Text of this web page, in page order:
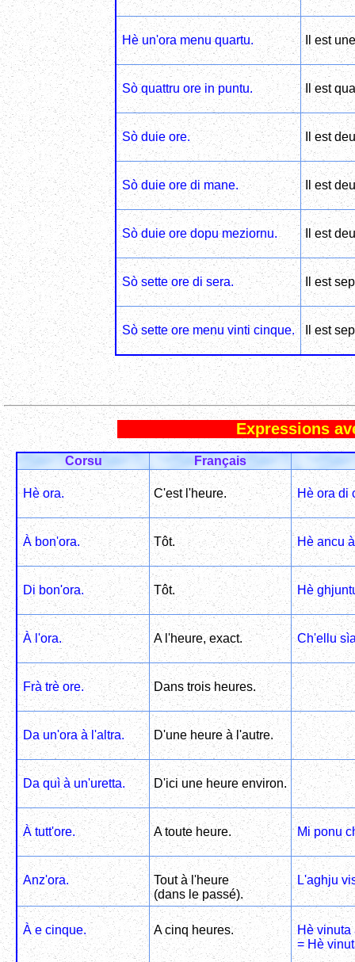
Hè un'ora menu quartu. Il est
Sò quattru ore in puntu. Il est
Sò duie ore. Il est
Sò duie ore di mane. Il est
Sò duie ore dopu meziornu. Il est
Sò sette ore di sera. Il est
Sò sette ore menu vinti cinque. Il est
Expressions
Corsu Français
Hè ora. C'est l'heure. Hè ora di
À bon'ora. Tôt. Hè ancu
Di bon'ora. Tôt. Hè
À l'ora. A l'heure, exact. Ch'ellu
Frà trè ore. Dans trois heures.
Da un'ora à l'altra. D'une heure à l'autre.
Da quì à un'uretta. D'ici une heure environ.
À tutt'ore. A toute heure. Mi ponu
Anz'ora.
Tout à l'heure
(dans le passé).
L'aghju
À e cinque. A cinq heures.
Hè vinuta
= Hè